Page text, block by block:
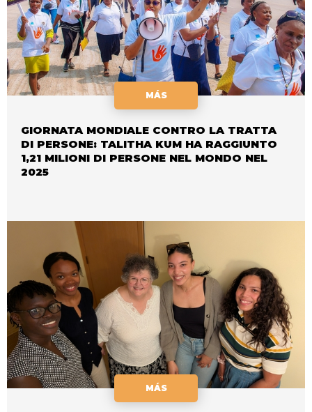
MÁS
GIORNATA MONDIALE CONTRO LA TRATTA
DI PERSONE: TALITHA KUM HA RAGGIUNTO
1,21 MILIONI DI PERSONE NEL MONDO NEL
2025
MÁS